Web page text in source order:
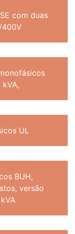
com duas
400V
UL
BUH,
versão